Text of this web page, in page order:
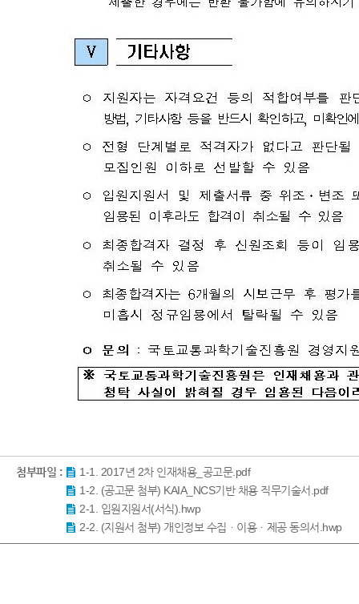
첨부파일 :
1-1. 2017년 2차 인재채용_공고문.pdf
1-2. (공고문 첨부) KAIA_NCS기반 채용 직무기술서.pdf
2-1. 입원지원서(서식).hwp
2-2. (지원서 첨부) 개인정보 수집ㆍ이용ㆍ제공 동의서.hwp